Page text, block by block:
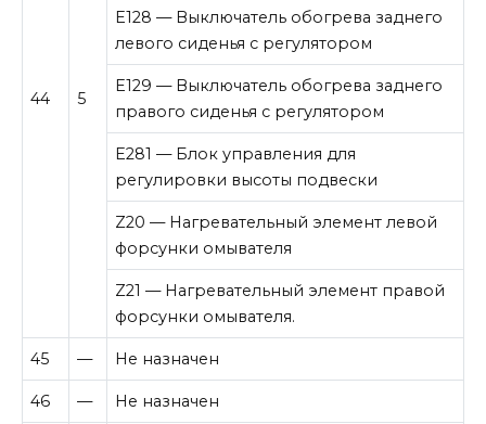
44 5
E128 — Выключатель обогрева заднего
левого сиденья с регулятором
E129 — Выключатель обогрева заднего
правого сиденья с регулятором
E281 — Блок управления для
регулировки высоты подвески
Z20 — Нагревательный элемент левой
форсунки омывателя
Z21 — Нагревательный элемент правой
форсунки омывателя.
45 — Не назначен
46 — Не назначен